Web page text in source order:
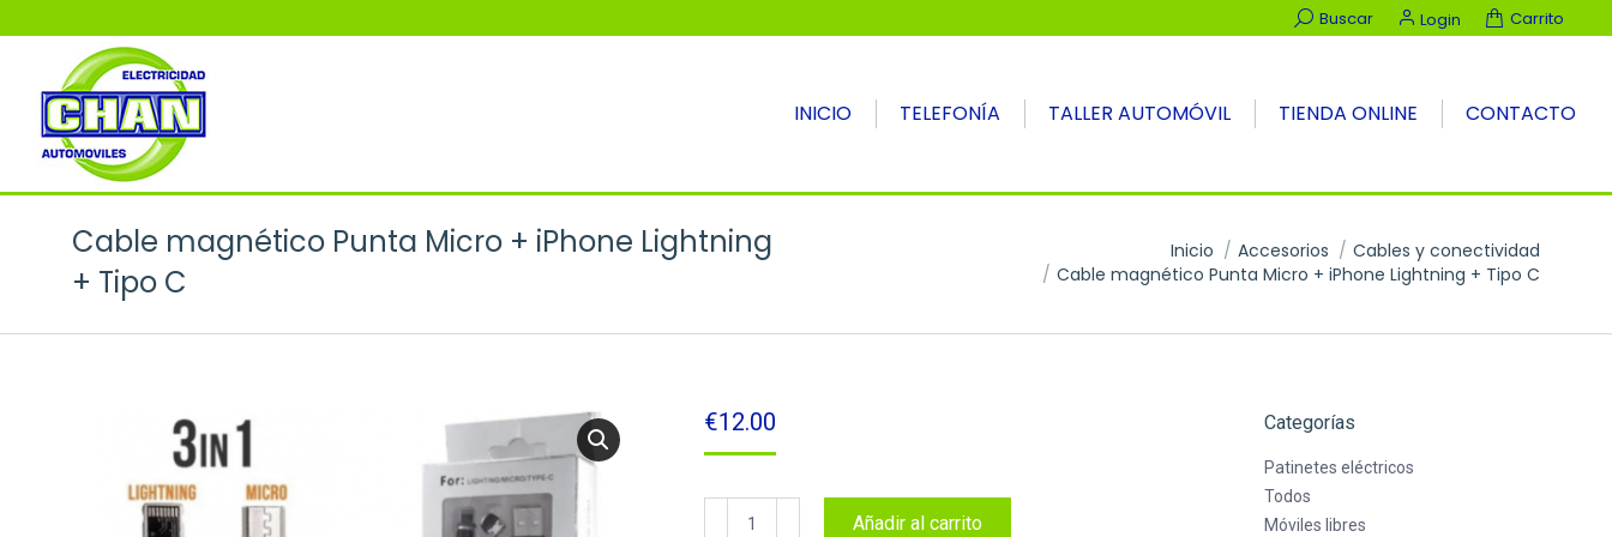
Buscar:
Buscar Login Carrito
INICIO TELEFONÍA TALLER AUTOMÓVIL TIENDA ONLINE CONTACTO
Cable magnético Punta Micro + iPhone Lightning
+ Tipo C
Inicio Accesorios
Cables y conectividad
Cable magnético Punta Micro + iPhone Lightning + Tipo C
€12.00
Añadir al carrito
Categorías
Patinetes eléctricos
Todos
Móviles libres